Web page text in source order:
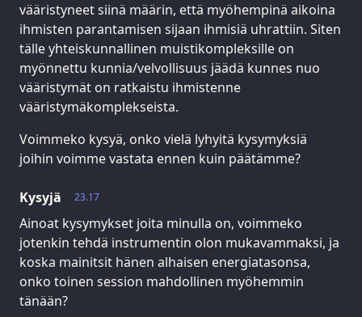
vääristyneet siinä määrin, että myöhempinä aikoina
ihmisten parantamisen sijaan ihmisiä uhrattiin. Siten
tälle yhteiskunnallinen muistikompleksille on
myönnettu kunnia/velvollisuus jäädä kunnes nuo
vääristymät on ratkaistu ihmistenne
vääristymäkomplekseista.
Voimmeko kysyä, onko vielä lyhyitä kysymyksiä
joihin voimme vastata ennen kuin päätämme?
23.17
Kysyjä
Ainoat kysymykset joita minulla on, voimmeko
jotenkin tehdä instrumentin olon mukavammaksi, ja
koska mainitsit hänen alhaisen energiatasonsa,
onko toinen session mahdollinen myöhemmin
tänään?